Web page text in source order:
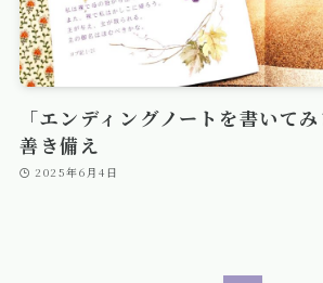
「エンディングノートを書いて
善き備え
2025年6月4日